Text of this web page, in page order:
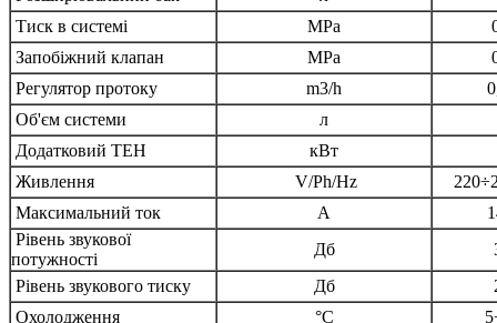
Тиск в системі
MPa
Запобіжний клапан
MPa
Регулятор протоку
m3/h
Об'єм системи
л
Додатковий ТЕН
кВт
Живлення
V/Ph/Hz
Максимальний ток
А
Рівень звукової
потужності
Дб
Рівень звукового тиску
Дб
Охолодження
°C